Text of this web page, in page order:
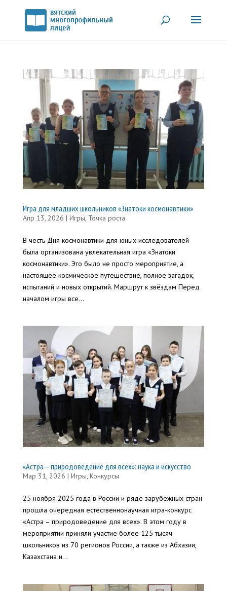
Игра для младших школьников «Знатоки космонавтики»
Апр 13, 2026 | Игры, Точка роста
В честь Дня космонавтики для юных исследователей
была организована увлекательная игра «Знатоки
космонавтики». Это было не просто мероприятие, а
настоящее космическое путешествие, полное загадок,
испытаний и новых открытий. Маршрут к звёздам Перед
началом игры все...
«Астра – природоведение для всех»: наука и искусство
Мар 31, 2026 | Игры, Конкурсы
25 ноября 2025 года в России и ряде зарубежных стран
прошла очередная естественнонаучная игра-конкурс
«Астра – природоведение для всех». В этом году в
мероприятии приняли участие более 125 тысяч
школьников из 70 регионов России, а также из Абхазии,
Казахстана и...